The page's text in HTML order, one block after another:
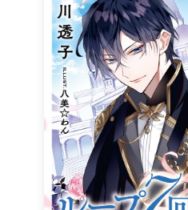
コミッククリエ